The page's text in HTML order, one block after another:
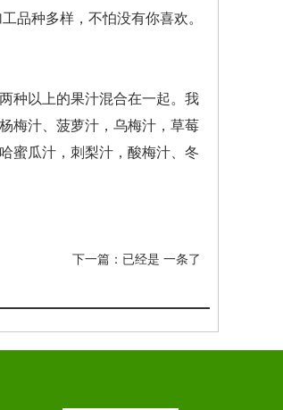
品种多样，不怕没有你喜欢。
种以上的果汁混合在一起。我
梅汁、菠萝汁，乌梅汁，草莓
蜜瓜汁，刺梨汁，酸梅汁、冬
下一篇：已经是 一条了